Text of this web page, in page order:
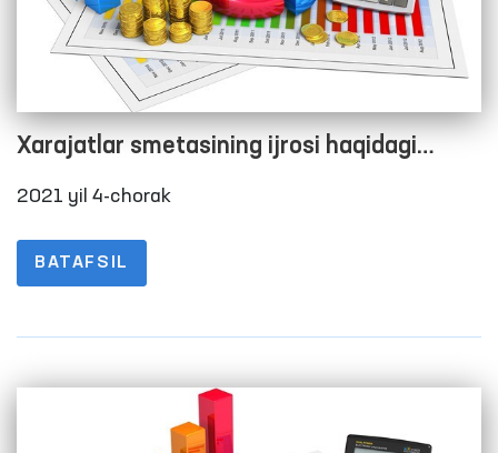
Xarajatlar smetasining ijrosi haqidagi
hisobot
2021 yil 4-chorak
BATAFSIL